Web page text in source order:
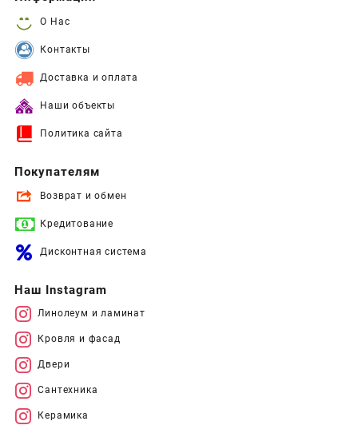
О Нас
Контакты
Доставка и оплата
Наши объекты
Политика сайта
Покупателям
Возврат и обмен
Кредитование
Дисконтная система
Наш Instagram
Линолеум и ламинат
Кровля и фасад
Двери
Сантехника
Керамика